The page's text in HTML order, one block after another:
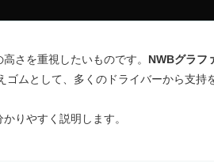
さを重視したいものです。 NWBグラフ
ゴムとして、多くのドライバーから支持
りやすく説明します。